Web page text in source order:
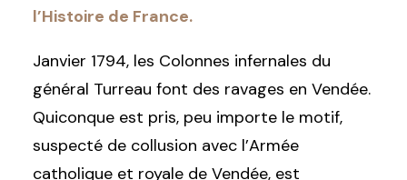
l’Histoire de France.
Janvier 1794, les Colonnes infernales du
général Turreau font des ravages en Vendée.
Quiconque est pris, peu importe le motif,
suspecté de collusion avec l’Armée
catholique et royale de Vendée, est